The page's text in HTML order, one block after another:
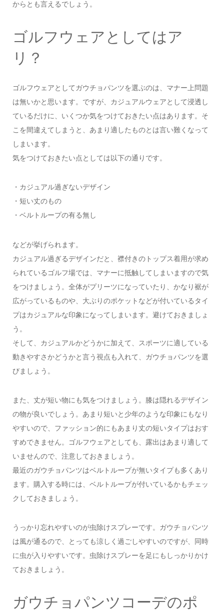
からとも言えるでしょう。
ゴルフウェアとしてはア
リ？
ゴルフウェアとしてガウチョパンツを選ぶのは、マナー上問題
は無いかと思います。ですが、カジュアルウェアとして浸透し
ているだけに、いくつか気をつけておきたい点はあります。そ
こを間違えてしまうと、あまり適したものとは言い難くなって
しまいます。
気をつけておきたい点としては以下の通りです。
・カジュアル過ぎないデザイン
・短い丈のもの
・ベルトループの有る無し
などが挙げられます。
カジュアル過ぎるデザインだと、襟付きのトップス着用が求め
られているゴルフ場では、マナーに抵触してしまいますので気
をつけましょう。全体がプリーツになっていたり、かなり裾が
広がっているものや、大ぶりのポケットなどが付いているタイ
プはカジュアルな印象になってしまいます。避けておきましょ
う。
そして、カジュアルかどうかに加えて、スポーツに適している
動きやすさかどうかと言う視点も入れて、ガウチョパンツを選
びましょう。
また、丈が短い物にも気をつけましょう。膝は隠れるデザイン
の物が良いでしょう。あまり短いと少年のような印象にもなり
やすいので、ファッション的にもあまり丈の短いタイプはおす
すめできません。ゴルフウェアとしても、露出はあまり適して
いませんので、注意しておきましょう。
最近のガウチョパンツはベルトループが無いタイプも多くあり
ます。購入する時には、ベルトループが付いているかもチェッ
クしておきましょう。
うっかり忘れやすいのが虫除けスプレーです。ガウチョパンツ
は風が通るので、とっても涼しく過ごしやすいのですが、同時
に虫が入りやすいです。虫除けスプレーを足にもしっかりかけ
ておきましょう。
ガウチョパンツコーデのポ